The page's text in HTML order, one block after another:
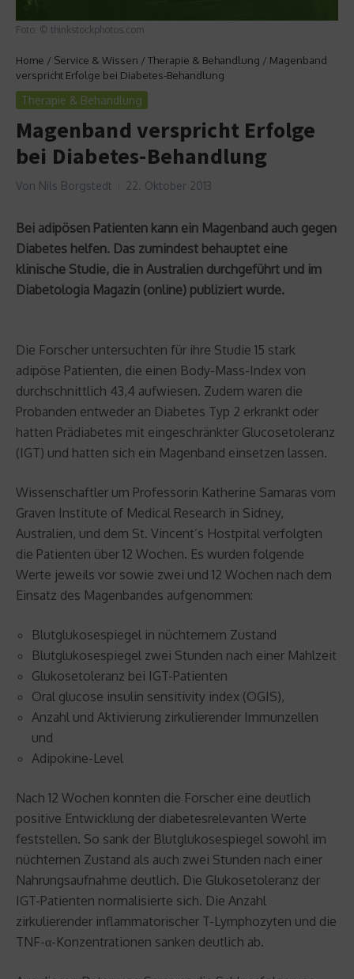
Foto: © thinkstockphotos.com
Home / Service & Wissen / Therapie & Behandlung / Magenband
verspricht Erfolge bei Diabetes-Behandlung
Therapie & Behandlung
Magenband verspricht Erfolge
bei Diabetes-Behandlung
Von Nils Borgstedt 22. Oktober 2013
Bei adipösen Patienten kann ein Magenband auch gegen
Diabetes helfen. Das zumindest behauptet eine
klinische Studie, die in Australien durchgeführt und im
Diabetologia Magazin (online) publiziert wurde.
Die Forscher untersuchten für ihre Studie 15 stark
adipöse Patienten, die einen Body-Mass-Index von
durchschnittlich 43,4 aufwiesen. Zudem waren die
Probanden entweder an Diabetes Typ 2 erkrankt oder
hatten Prädiabetes mit eingeschränkter Glucosetoleranz
(IGT) und hatten sich ein Magenband einsetzen lassen.
Wissenschaftler um Professorin Katherine Samaras vom
Graven Institute of Medical Research in Sidney,
Australien, und dem St. Vincent’s Hostpital verfolgten
die Patienten über 12 Wochen. Es wurden folgende
Werte jeweils vor sowie zwei und 12 Wochen nach dem
Einsatz des Magenbandes aufgenommen:
Blutglukosespiegel in nüchternem Zustand
Blutglukosespiegel zwei Stunden nach einer Mahlzeit
Glukosetoleranz bei IGT-Patienten
Oral glucose insulin sensitivity index (OGIS),
Anzahl und Aktivierung zirkulierender Immunzellen
und
Adipokine-Level
Nach 12 Wochen konnten die Forscher eine deutlich
positive Entwicklung der diabetesrelevanten Werte
feststellen. So sank der Blutglukosespiegel sowohl im
nüchternen Zustand als auch zwei Stunden nach einer
Nahrungsaufnahme deutlich. Die Glukosetoleranz der
IGT-Patienten normalisierte sich. Die Anzahl
zirkulierender inflammatorischer T-Lymphozyten und die
TNF-α-Konzentrationen sanken deutlich ab.